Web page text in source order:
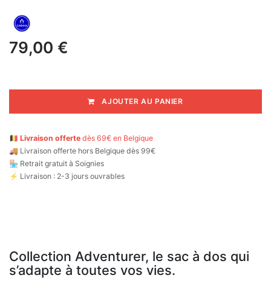
79,00 €
AJOUTER AU PANIER
🇧🇪 Livraison offerte dès 69€ en Belgique
🚚 Livraison offerte hors Belgique dès 99€
🏪 Retrait gratuit à Soignies
⚡ Livraison : 2-3 jours ouvrables
Collection Adventurer, le sac à dos qui
s’adapte à toutes vos vies.